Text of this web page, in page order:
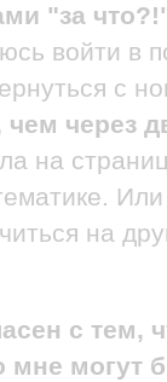
"за
войти в
с
через
на
на
с тем,
мне могут